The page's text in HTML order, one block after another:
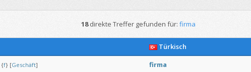
18direkte Treffer gefunden für: firma
Türkisch
{f}[Geschäft] firma